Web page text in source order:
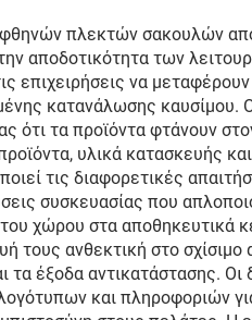
Λαβές
πλεκτών σακουλών από
αποδοτικότητα των
επιχειρήσεις να
κατανάλωσης καυσίμου.
ότι τα προϊόντα φτάνουν
υλικά κατασκευής
τις διαφορετικές
συσκευασίας που
του χώρου στα αποθηκευτικά
τους ανθεκτική στο
τα έξοδα αντικατάστασης.
και πληροφοριών